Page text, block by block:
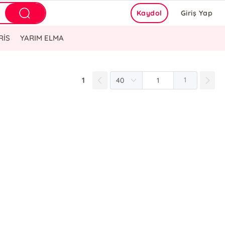
Giriş Yap
Kaydol
YARIM ELMA
1 1